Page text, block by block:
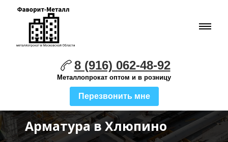
8 (916) 062-48-92
Металлопрокат оптом и в розницу
Перезвонить мне
Арматура в Хлюпино